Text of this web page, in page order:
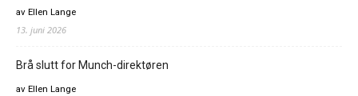
av Ellen Lange
13. juni 2026
Brå slutt for Munch-direktøren
av Ellen Lange